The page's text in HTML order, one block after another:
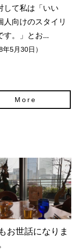
して私は「いい
人向けのスタイリ
す。」とお...
年5月30日）
More
お世話になりま